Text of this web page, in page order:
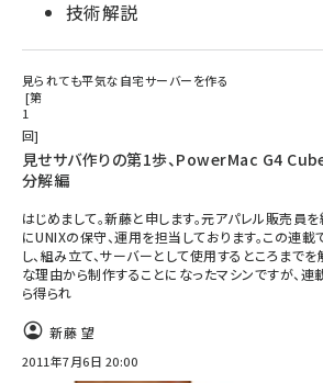
技術解説
見られても平気な自宅サーバーを作る
第
1
回
見せサバ作りの第1歩、PowerMac G4
分解編
はじめまして。新藤と申します。元アパレル販売員
にUNIXの保守、運用を担当しております。この連載
し、組み立て、サーバーとして使用するところまで
な理由から制作することになったマシンですが、連
ら得られ
新藤 望
2011年7月6日 20:00